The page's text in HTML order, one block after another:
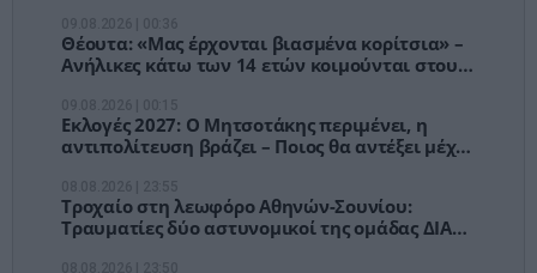
Θέουτα: «Μας έρχονται βιασμένα κορίτσια» –
Ανήλικες κάτω των 14 ετών κοιμούνται στους
Εκλογές 2027: Ο Μητσοτάκης περιμένει, η
αντιπολίτευση βράζει – Ποιος θα αντέξει μέχρι
Τροχαίο στη λεωφόρο Αθηνών-Σουνίου:
Τραυματίες δύο αστυνομικοί της ομάδας ΔΙΑΣ